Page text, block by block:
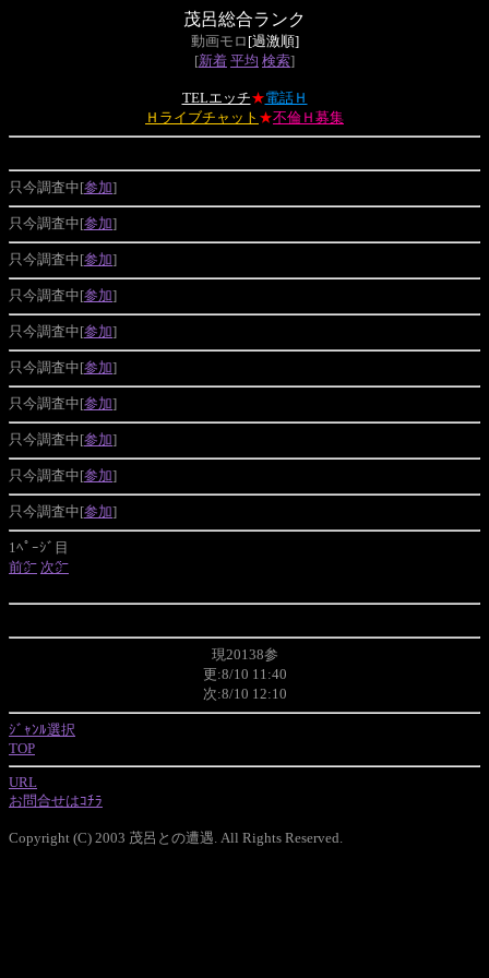
茂呂総合ランク
動画モロ [過激順]
[新着 平均 検索]
TELエッチ★電話Ｈ
Ｈライブチャット ★不倫Ｈ募集
只今調査中[参加]
只今調査中[参加]
只今調査中[参加]
只今調査中[参加]
只今調査中[参加]
只今調査中[参加]
只今調査中[参加]
只今調査中[参加]
只今調査中[参加]
只今調査中[参加]
1ﾍﾟｰｼﾞ目
前㌻ 次㌻
現20138参
更:8/10 11:40
次:8/10 12:10
ｼﾞｬﾝﾙ選択
TOP
URL
お問合せはｺﾁﾗ
Copyright (C) 2003 茂呂との遭遇. All Rights Reserved.